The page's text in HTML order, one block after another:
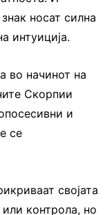
носат силна
интуиција.
во начинот на
Скорпии
и
се
својата
контрола, но